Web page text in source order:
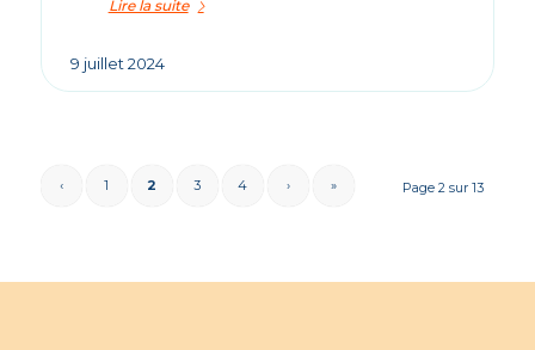
Lire la suite
9 juillet 2024
Page 2 sur 13
‹ 1 2 3 4 › »